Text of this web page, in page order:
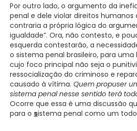
Por outro lado, o argumento da
penal e dele violar direitos humanos
contraria a própria lógica do
igualdade”. Ora, não contesto, e
esquerda contestarão, a
o sistema penal brasileiro, para
cujo foco principal não seja o
ressocialização do criminoso e
causado à vítima. Quem propuser
sistema penal nesse sentido terá
Ocorre que essa é uma discussão
para o sistema penal como um